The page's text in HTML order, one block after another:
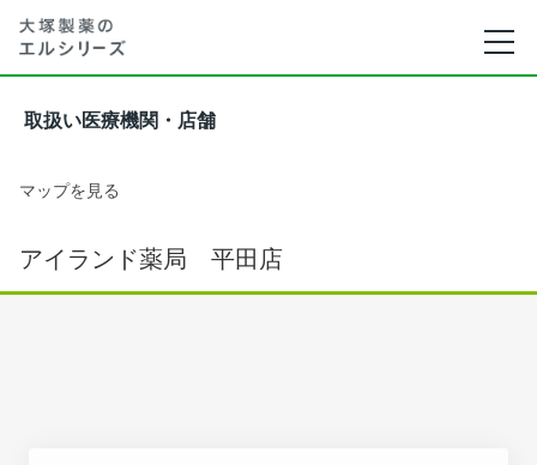
取扱い医療機関・店舗
マップを見る
アイランド薬局 平田店